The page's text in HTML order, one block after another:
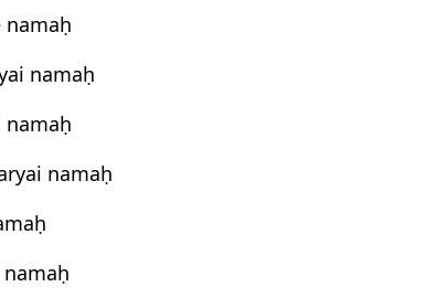
namaḥ
namaḥ
namaḥ
namaḥ